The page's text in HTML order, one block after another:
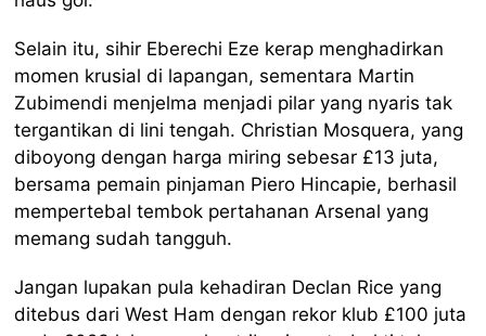
Selain itu, sihir Eberechi Eze kerap menghadirkan
momen krusial di lapangan, sementara Martin
Zubimendi menjelma menjadi pilar yang nyaris tak
tergantikan di lini tengah. Christian Mosquera, yang
diboyong dengan harga miring sebesar £13 juta,
bersama pemain pinjaman Piero Hincapie, berhasil
mempertebal tembok pertahanan Arsenal yang
memang sudah tangguh.
Jangan lupakan pula kehadiran Declan Rice yang
ditebus dari West Ham dengan rekor klub £100 juta